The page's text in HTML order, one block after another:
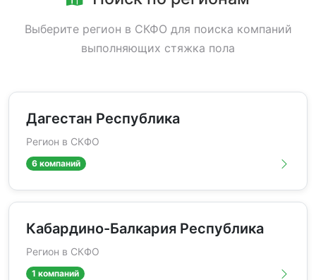
Выберите регион в СКФО для поиска компаний
выполняющих стяжка пола
Дагестан Республика
Регион в СКФО
6 компаний
Кабардино-Балкария Республика
Регион в СКФО
1 компаний